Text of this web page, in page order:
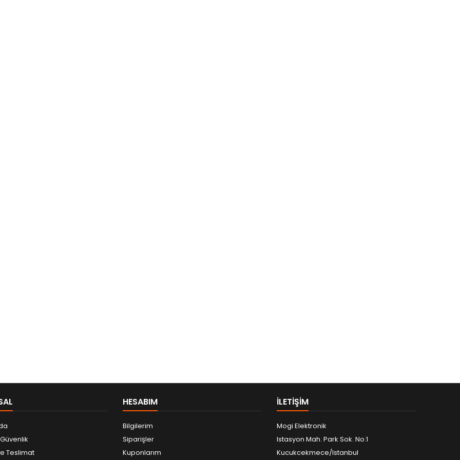
Teslimat
HESABIM
Bilgilerim
Siparişler
Kuponlarım
ILETIŞIM
Mogi Elektronik
Istasyon Mah. Park Sok. No:1
Kucukcekmece/Istanbul